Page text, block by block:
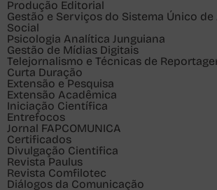
Produção Editorial
Gestão e Serviços do Sistema Único
Social
Psicologia Analítica Junguiana
Gestão de Mídias Digitais
Telejornalismo e Técnicas de
Curta Duração
Extensão e Pesquisa
Extensão Acadêmica
Iniciação Científica
Entrefocos
Jornal FAPCOMUNICA
Certificados
Divulgação Cientifica
Revista Paulus
Revista Comfilotec
Diálogos da Comunicação